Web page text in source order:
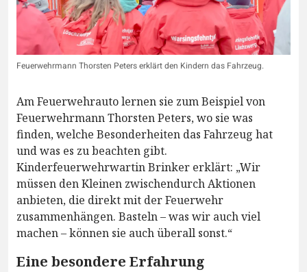
Feuerwehrmann Thorsten Peters erklärt den Kindern das Fahrzeug.
Am Feuerwehrauto lernen sie zum Beispiel von
Feuerwehrmann Thorsten Peters, wo sie was
finden, welche Besonderheiten das Fahrzeug hat
und was es zu beachten gibt.
Kinderfeuerwehrwartin Brinker erklärt: „Wir
müssen den Kleinen zwischendurch Aktionen
anbieten, die direkt mit der Feuerwehr
zusammenhängen. Basteln – was wir auch viel
machen – können sie auch überall sonst.“
Eine besondere Erfahrung